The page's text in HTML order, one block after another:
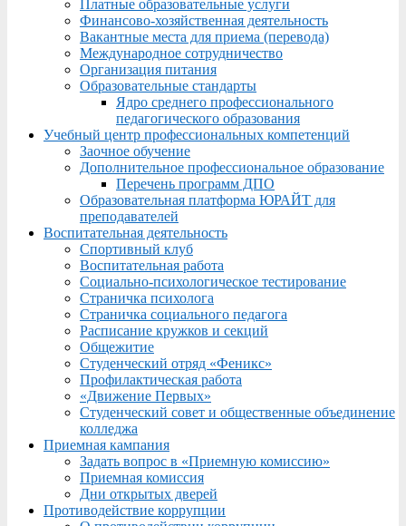
Платные образовательные услуги
Финансово-хозяйственная деятельность
Вакантные места для приема (перевода)
Международное сотрудничество
Организация питания
Образовательные стандарты
Ядро среднего профессионального
педагогического образования
Учебный центр профессиональных компетенций
Заочное обучение
Дополнительное профессиональное образование
Перечень программ ДПО
Образовательная платформа ЮРАЙТ для
преподавателей
Воспитательная деятельность
Спортивный клуб
Воспитательная работа
Социально-психологическое тестирование
Страничка психолога
Страничка социального педагога
Расписание кружков и секций
Общежитие
Студенческий отряд «Феникс»
Профилактическая работа
«Движение Первых»
Студенческий совет и общественные объединение
колледжа
Приемная кампания
Задать вопрос в «Приемную комиссию»
Приемная комиссия
Дни открытых дверей
Противодействие коррупции